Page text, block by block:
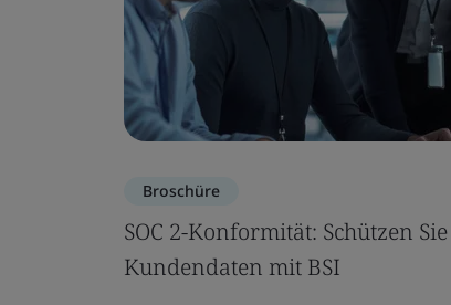
Broschüre
SOC 2-Konformität: Schützen Sie
Kundendaten mit BSI